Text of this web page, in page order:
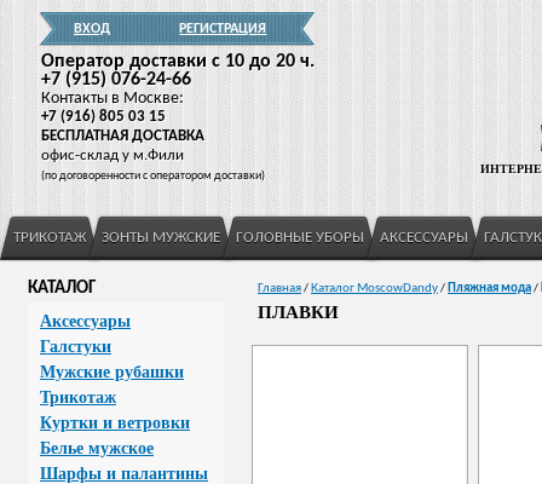
ВХОД РЕГИСТРАЦИЯ
Оператор доставки c 10 до 20 ч.
+7 (915) 076-24-66
Контакты в Москве:
+7 (916) 805 03 15
БЕСПЛАТНАЯ ДОСТАВКА
офис-склад у м.Фили
(по договоренности с оператором доставки)
ТРИКОТАЖ ЗОНТЫ МУЖСКИЕ ГОЛОВНЫЕ УБОРЫ АКСЕССУАРЫ
КАТАЛОГ
Аксессуары
Галстуки
Мужские рубашки
Трикотаж
Куртки и ветровки
Белье мужское
Шарфы и палантины
Главная/ Каталог MoscowDandy/ Пляжная мода/
ПЛАВКИ